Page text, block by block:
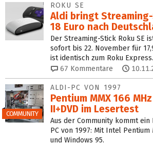
ROKU SE
Aldi bringt
18 Euro nach
Der Streaming-Stick Roku SE
sofort bis 22. November für
ist identisch zum Roku Express.
67 Kommentare
COMMUNITY
ALDI-PC VON 1997
Pentium MMX 166
II+DVD im Lesertest
Aus der Community kommt
PC von 1997: Mit Intel Pentium
und Windows 95.